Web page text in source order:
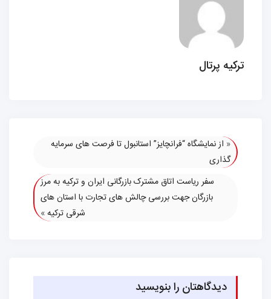
ترکیه پرتال
« از نمایشگاه “فرانچایز” استانبول تا فرصت های سرمایه
گذاری
سفر ریاست اتاق مشترک بازرگانی ایران و ترکیه به مرز
بازرگان جهت بررسی چالش های تجارت با استان های
شرقی ترکیه»
دیدگاهتان را بنویسید